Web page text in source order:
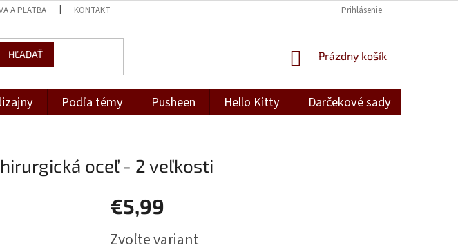
A PLATBA KONTAKT Prihlásenie
HĽADAŤ
NÁKUPNÝ
Prázdny košík
Podľa témy Pusheen Hello Kitty Darčekové sady
oceľ - 2 veľkosti
€5,99
cena:
Zvoľte variant